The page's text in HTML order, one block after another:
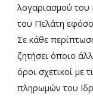
λογαριασμού του
του Πελάτη
Σε κάθε
ζητήσει όποιο
όροι σχετικοί με
πληρωμών του